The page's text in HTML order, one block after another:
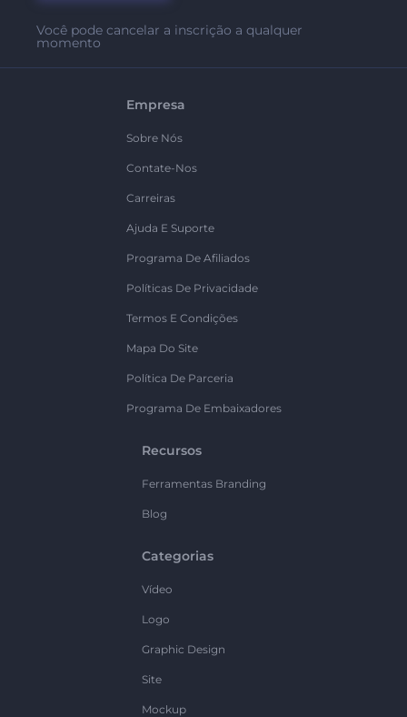
Você pode cancelar a inscrição a qualquer
momento
Empresa
Sobre Nós
Contate-Nos
Carreiras
Ajuda E Suporte
Programa De Afiliados
Políticas De Privacidade
Termos E Condições
Mapa Do Site
Política De Parceria
Programa De Embaixadores
Recursos
Ferramentas Branding
Blog
Categorias
Vídeo
Logo
Graphic Design
Site
Mockup